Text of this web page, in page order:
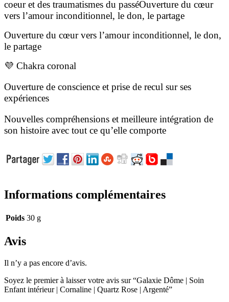
coeur et des traumatismes du passéOuverture du cœur
vers l’amour inconditionnel, le don, le partage
Ouverture du cœur vers l’amour inconditionnel, le don,
le partage
💜 Chakra coronal
Ouverture de conscience et prise de recul sur ses
expériences
Nouvelles compréhensions et meilleure intégration de
son histoire avec tout ce qu’elle comporte
Informations complémentaires
Poids 30 g
Avis
Il n’y a pas encore d’avis.
Soyez le premier à laisser votre avis sur “Galaxie Dôme | Soin
Enfant intérieur | Cornaline | Quartz Rose | Argenté”